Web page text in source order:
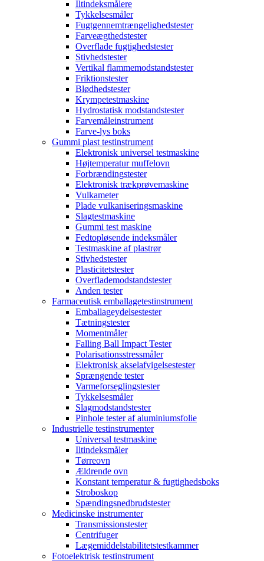
Iltindeksmålere
Tykkelsesmåler
Fugtgennemtrængelighedstester
Farveægthedstester
Overflade fugtighedstester
Stivhedstester
Vertikal flammemodstandstester
Friktionstester
Blødhedstester
Krympetestmaskine
Hydrostatisk modstandstester
Farvemåleinstrument
Farve-lys boks
Gummi plast testinstrument
Elektronisk universel testmaskine
Højtemperatur muffelovn
Forbrændingstester
Elektronisk trækprøvemaskine
Vulkameter
Plade vulkaniseringsmaskine
Slagtestmaskine
Gummi test maskine
Fedtopløsende indeksmåler
Testmaskine af plastrør
Stivhedstester
Plasticitetstester
Overflademodstandstester
Anden tester
Farmaceutisk emballagetestinstrument
Emballageydelsestester
Tætningstester
Momentmåler
Falling Ball Impact Tester
Polarisationsstressmåler
Elektronisk akselafvigelsestester
Sprængende tester
Varmeforseglingstester
Tykkelsesmåler
Slagmodstandstester
Pinhole tester af aluminiumsfolie
Industrielle testinstrumenter
Universal testmaskine
Iltindeksmåler
Tørreovn
Ældrende ovn
Konstant temperatur & fugtighedsboks
Stroboskop
Spændingsnedbrudstester
Medicinske instrumenter
Transmissionstester
Centrifuger
Lægemiddelstabilitetstestkammer
Fotoelektrisk testinstrument